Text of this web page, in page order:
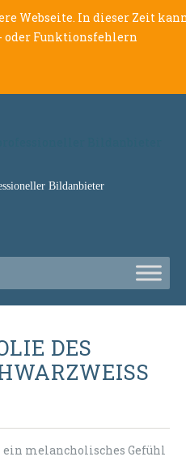
Webseite. In dieser Zeit
oder Funktionsfehlern
Bildanbieter
DES
melancholisches Gefühl